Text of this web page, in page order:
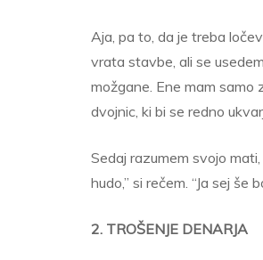
Aja, pa to, da je treba
vrata stavbe, ali se
možgane. Ene mam
dvojnic, ki bi se redno
Sedaj razumem svojo
hudo,” si rečem. “Ja sej še
2. TROŠENJE DENARJA